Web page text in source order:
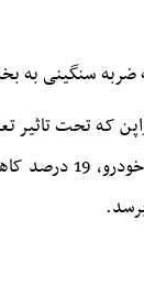
تحت تاثیر